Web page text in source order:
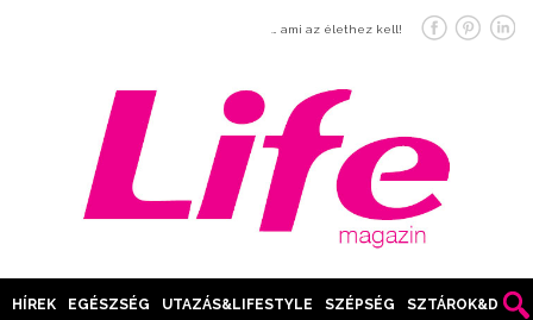
… ami az élethez kell!
HÍREK EGÉSZSÉG UTAZÁS&LIFESTYLE SZÉPSÉG SZTÁROK&DIVAT